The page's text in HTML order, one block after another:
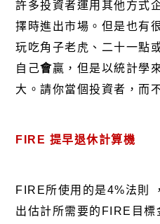
許多投資者運用其他方式
擇時進出市場。但是也有
玩吃角子老虎、二十一點
自己會贏，但是以統計學
大。請你當個投資者，而
FIRE 提早退休計算機
FIRE所使用的是4%法則
出估計所需要的FIRE目標